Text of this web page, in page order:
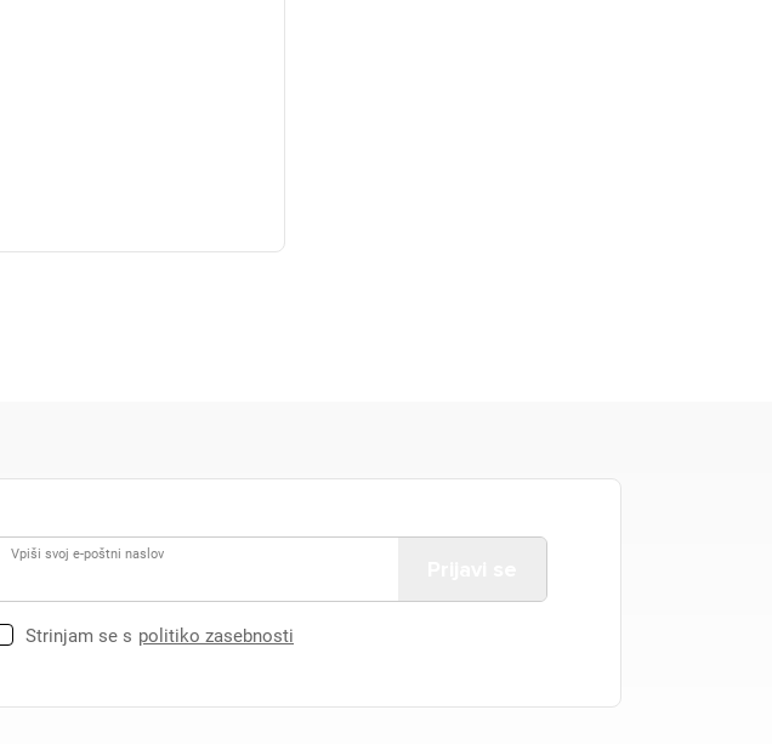
Vpiši svoj e-poštni naslov
Strinjam se s politiko zasebnosti